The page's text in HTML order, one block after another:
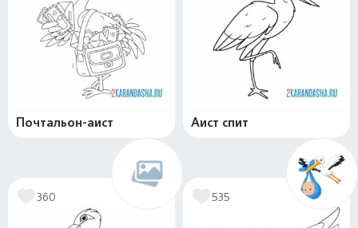
Почтальон-аист Аист спит
360 535